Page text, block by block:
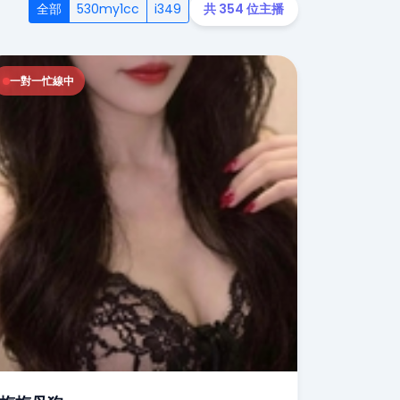
全部 530my1cc i349 共 354 位主播
一對一忙線中